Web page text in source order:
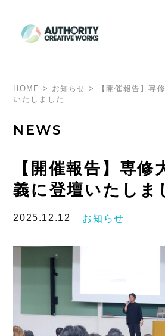
HOME > お知らせ >
【開催報告】専
いたしました
NEWS
【開催報告】専修
義に登壇いたしま
2025.12.12 お知らせ